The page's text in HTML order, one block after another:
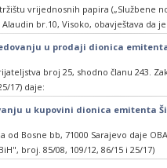
godine na Sarajevskoj berzi-burzi
emitenta Šipad komerc dd Sarajevo
od 1,20 KM.
vrijednosnih papira („Službene
Alaudin br.10, Visoko, obavještava da je:
i prodaji redovnih dionica emitenta
od 13,1923% vlasništva po cijeni
u prodaji dionica
broj 25, shodno članu 243.
17) daje:
burzi d.d. Sarajevo posredovala u
12/IV, 71000 Sarajevo, oznake
u kupovini dionica emitenta
Bosne bb, 71000 Sarajevo daje
broj. 85/08, 109/12, 86/15 i 25/17)